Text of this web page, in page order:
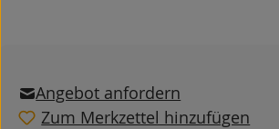
Angebot anfordern
Zum Merkzettel hinzufügen